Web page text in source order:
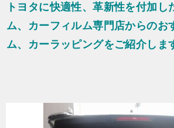
トヨタに快適性、革新性を付加し
ム、カーフィルム専門店からのお
ム、カーラッピングをご紹介しま